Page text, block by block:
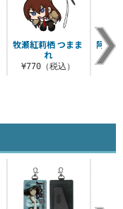
牧瀬紅莉栖 つまま
れ
¥770（税込）
阿万